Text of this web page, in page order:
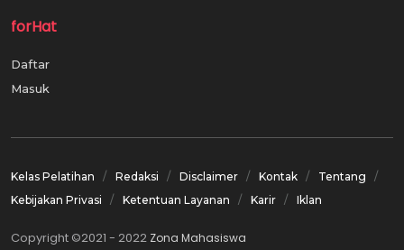
forHat
Daftar
Masuk
Kelas Pelatihan Redaksi Disclaimer Kontak
Tentang
Kebijakan Privasi
Ketentuan Layanan Karir Iklan
Copyright ©2021 - 2022 Zona Mahasiswa